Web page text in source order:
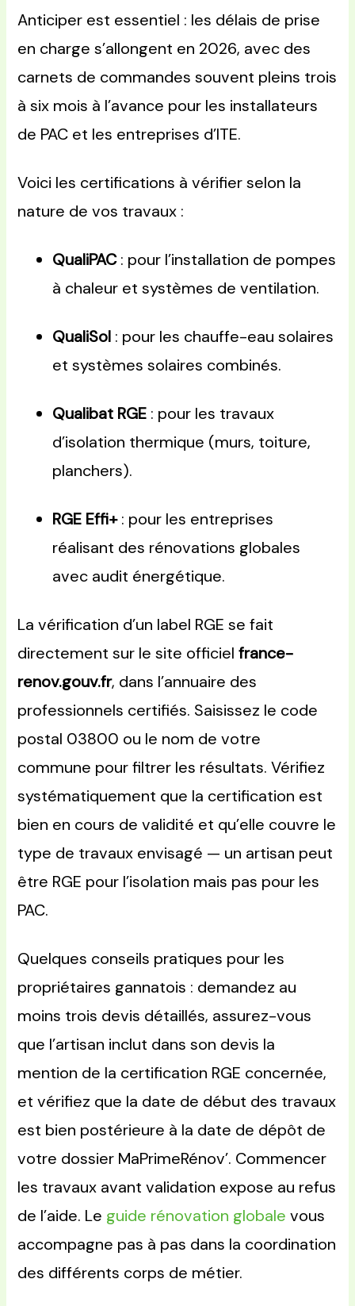
Anticiper est essentiel : les délais de prise
en charge s’allongent en 2026, avec des
carnets de commandes souvent pleins trois
à six mois à l’avance pour les installateurs
de PAC et les entreprises d’ITE.
Voici les certifications à vérifier selon la
nature de vos travaux :
QualiPAC: pour l’installation de pompes
à chaleur et systèmes de ventilation.
QualiSol : pour les chauffe-eau solaires
et systèmes solaires combinés.
Qualibat RGE : pour les travaux
d’isolation thermique (murs, toiture,
planchers).
RGE Effi+: pour les entreprises
réalisant des rénovations globales
avec audit énergétique.
La vérification d’un label RGE se fait
directement sur le site officielfrance-
renov.gouv.fr, dans l’annuaire des
professionnels certifiés. Saisissez le code
postal 03800 ou le nom de votre
commune pour filtrer les résultats. Vérifiez
systématiquement que la certification est
bien en cours de validité et qu’elle couvre le
type de travaux envisagé — un artisan peut
être RGE pour l’isolation mais pas pour les
PAC.
Quelques conseils pratiques pour les
propriétaires gannatois : demandez au
moins trois devis détaillés, assurez-vous
que l’artisan inclut dans son devis la
mention de la certification RGE concernée,
et vérifiez que la date de début des travaux
est bien postérieure à la date de dépôt de
votre dossier MaPrimeRénov’. Commencer
les travaux avant validation expose au refus
de l’aide. Le guide rénovation globale vous
accompagne pas à pas dans la coordination
des différents corps de métier.